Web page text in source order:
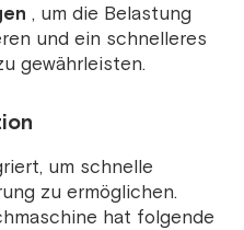
, um die Belastung
und ein schnelleres
gewährleisten.
um schnelle
zu ermöglichen.
hat folgende